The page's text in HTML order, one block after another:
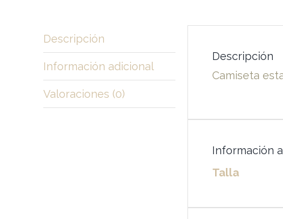
Descripción
Información adicional
Valoraciones (0)
Descripción
Camiseta
Información
Talla